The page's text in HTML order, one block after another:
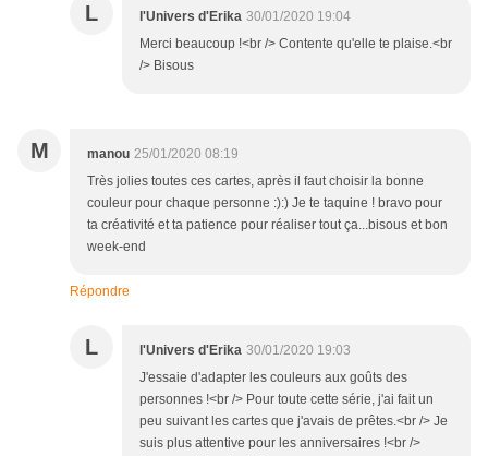
L l'Univers d'Erika 30/01/2020 19:04
Merci beaucoup !<br /> Contente qu'elle te plaise.<br
/> Bisous
M manou 25/01/2020 08:19
Très jolies toutes ces cartes, après il faut choisir la bonne
couleur pour chaque personne :):) Je te taquine ! bravo pour
ta créativité et ta patience pour réaliser tout ça...bisous et bon
week-end
Répondre
L l'Univers d'Erika 30/01/2020 19:03
J'essaie d'adapter les couleurs aux goûts des
personnes !<br /> Pour toute cette série, j'ai fait un
peu suivant les cartes que j'avais de prêtes.<br /> Je
suis plus attentive pour les anniversaires !<br />